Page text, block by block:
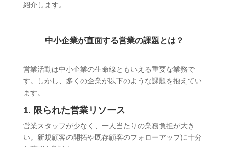
紹介します。
中小企業が直面する営業の課題とは？
営業活動は中小企業の生命線ともいえる重要な業務で
す。しかし、多くの企業が以下のような課題を抱えてい
ます。
1. 限られた営業リソース
営業スタッフが少なく、一人当たりの業務負担が大き
い。新規顧客の開拓や既存顧客のフォローアップに十分